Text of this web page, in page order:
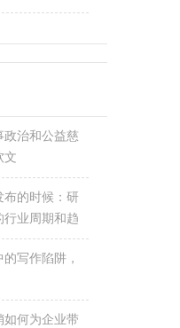
政治和公益慈
文
布的时候：研
行业周期和趋
写作陷阱，
如何为企业带